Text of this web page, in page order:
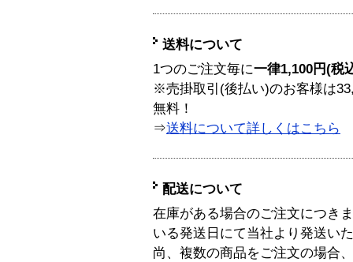
送料について
1つのご注文毎に一律1,100円(税
※売掛取引(後払い)のお客様は
無料！
⇒送料について詳しくはこちら
配送について
在庫がある場合のご注文につき
いる発送日にて当社より発送い
尚、複数の商品をご注文の場合